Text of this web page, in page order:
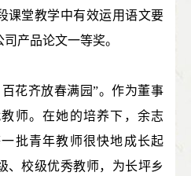
课堂教学中有效运用语文要
产品论文一等奖。
齐放春满园”。作为董事
师。在她的培养下，余志
批青年教师很快地成长起
、校级优秀教师，为长坪乡